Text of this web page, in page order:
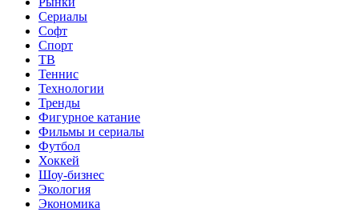
Сериалы
Софт
Спорт
ТВ
Теннис
Технологии
Тренды
Фигурное катание
Фильмы и сериалы
Футбол
Хоккей
Шоу-бизнес
Экология
Экономика